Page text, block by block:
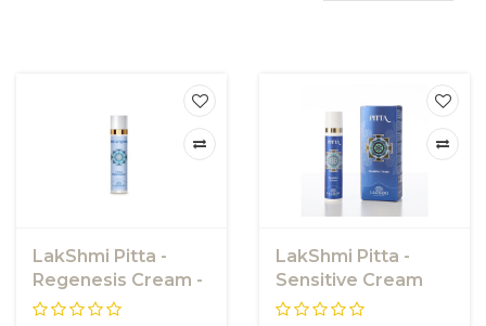
LakShmi Pitta -
Regenesis Cream -
Dagcrème
LakShmi Pitta -
Sensitive Cream